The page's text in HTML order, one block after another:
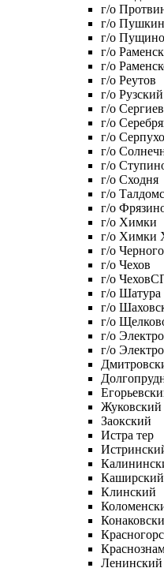
г/о
г/о
г/о Пущино
г/о
г/о
г/о Реутов
г/о Рузский
г/о
г/о
г/о
г/о
г/о
г/о Сходня
г/о
г/о
г/о Химки
г/о Химки
г/о
г/о Чехов
г/о
г/о Шатура
г/о
г/о
г/о
г/о
Жуковский
Заокский
Истра тер
Каширский
Клинский
Ленинский